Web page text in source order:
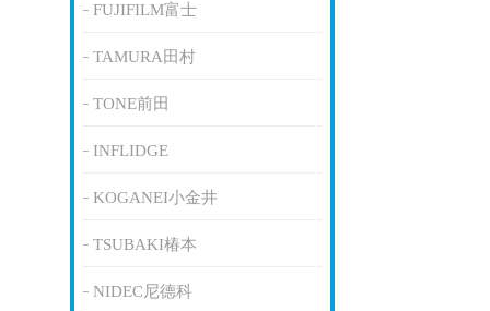
FUJIFILM富士
TAMURA田村
TONE前田
INFLIDGE
KOGANEI小金井
TSUBAKI椿本
NIDEC尼德科